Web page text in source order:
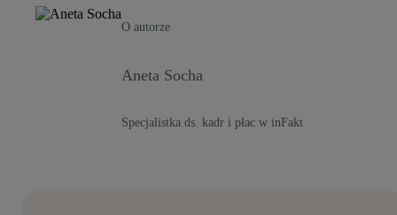
O autorze
Aneta Socha
Specjalistka ds. kadr i płac w inFakt